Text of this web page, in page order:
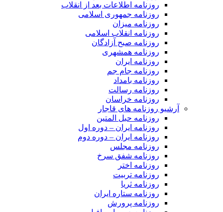
روزنامه اطلاعات بعد از انقلاب
روزنامه جمهوری اسلامی
روزنامه میزان
روزنامه انقلاب اسلامی
روزنامه صبح آزادگان
روزنامه همشهری
روزنامه ایران
روزنامه جام جم
روزنامه بامداد
روزنامه رسالت
روزنامه خراسان
آرشیو روزنامه های قاجار
روزنامه حبل المتین
روزنامه ایران – دوره اول
روزنامه ایران – دوره دوم
روزنامه مجلس
روزنامه شفق سرخ
روزنامه اختر
روزنامه تربیت
روزنامه ثریا
روزنامه ستاره ایران
روزنامه پرورش